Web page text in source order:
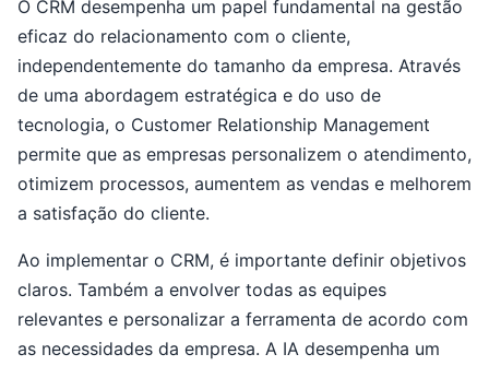
O CRM desempenha um papel fundamental na gestão
eficaz do relacionamento com o cliente,
independentemente do tamanho da empresa. Através
de uma abordagem estratégica e do uso de
tecnologia, o Customer Relationship Management
permite que as empresas personalizem o atendimento,
otimizem processos, aumentem as vendas e melhorem
a satisfação do cliente.
Ao implementar o CRM, é importante definir objetivos
claros. Também a envolver todas as equipes
relevantes e personalizar a ferramenta de acordo com
as necessidades da empresa. A IA desempenha um